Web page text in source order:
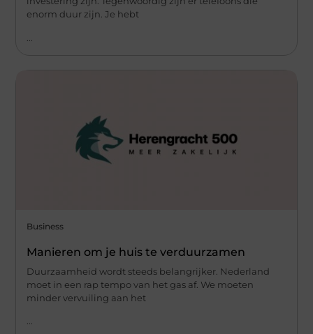
enorm duur zijn. Je hebt
Business
Manieren om je huis te verduurzamen
Duurzaamheid wordt steeds belangrijker. Nederland
moet in een rap tempo van het gas af. We moeten
minder vervuiling aan het